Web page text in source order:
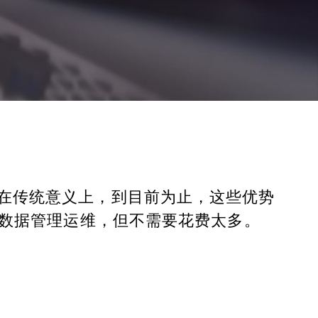
传统意义上，到目前为止，这些优势
管理运维，但不需要花费太多。